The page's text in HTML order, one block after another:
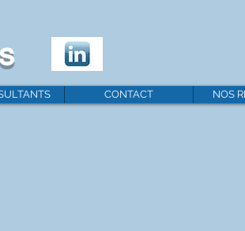
CONTACT NOS